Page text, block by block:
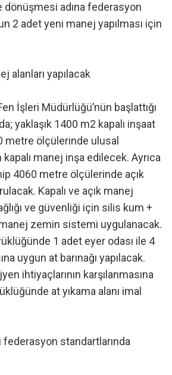
adına federasyon
2 adet yeni manej yapılması için
alanları yapılacak
İşleri Müdürlüğü’nün başlattığı
yaklaşık 1400 m2 kapalı inşaat
metre ölçülerinde ulusal
manej inşa edilecek. Ayrıca
4060 metre ölçülerinde açık
Kapalı ve açık manej
ve güvenliği için silis kum +
zemin sistemi uygulanacak.
1 adet eyer odası ile 4
uygun at barınağı yapılacak.
ihtiyaçlarının karşılanmasına
at yıkama alanı imal
standartlarında